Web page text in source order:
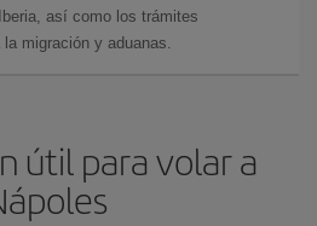
así como los trámites
migración y aduanas.
útil para volar a